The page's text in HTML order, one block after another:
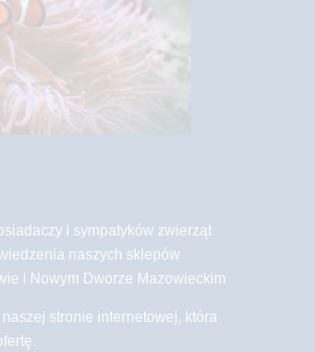
i sympatyków zwierząt
naszych sklepów
i Nowym Dworze Mazowieckim
stronie internetowej, która